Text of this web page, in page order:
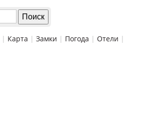
| Карта | Замки | Погода | Отели |